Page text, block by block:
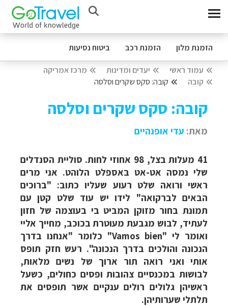
הזמנת מלון הזמנת רכב ביטוח נסיעות
עמוד ראשי יעדים ומדינות
מרכז אמריקה
קובה
קובה: סקס שקרים וסלסה
קובה: סקס שקרים וסלסה
מאת: עדי אופנהיים
41 מעלות בצל, 98 אחוזי לחות. סוליית הסנדלים
שלי נמסה אט-אט באספלט הלוהט. אני מרים
ראשי ורואה שלט רעוע שעליו כתוב: "ברוכים
הבאים לברקואה" לידו יש עוד שלט קטן עם
תמונת בחור מזוקן המביט בי בעוצמה של חזון
לעתיד, לבוש מגבעת מעוטרת בכוכב, מחייך אליי
ואומר לי "Vamos bien" כלומר "אנחנו בדרך
הנכונה והולכים בדרך הנכונה". רעש חזק תופס
אותי ואני רואה תור ארוך של נשים מלאות,
לבושות במכנסיים צהובות ופסים כחולים, כשעל
ראשיהן גלולים רולים ענקיים אשר תופסים את
תלתלי שערותיהן.